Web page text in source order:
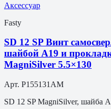
Аксессуар
Fasty
SD 12 SP Винт
шайбой A19 и
MagniSilver 5.5×130
Арт. P155131AM
SD 12 SP MagniSilver, шайба